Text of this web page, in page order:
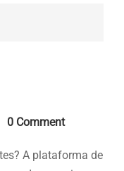
0 Comment
A plataforma de